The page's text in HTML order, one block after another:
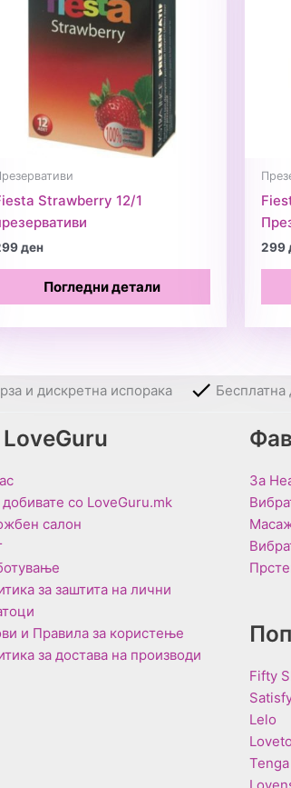
Strawberry 12/1
ден
Погледни детали
299
и дискретна испорака Бесплатна
со LoveGuru.mk
салон
за заштита на лични
и Правила за користење
за достава на производи
За
Fifty
Lelo
Tenga